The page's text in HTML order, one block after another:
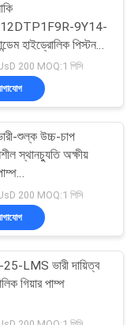
276
9Y14-
হাইড্রোলিক পিস্টন
200 MOQ:1 পিসি
শুল্ক উচ্চ-চাপ
স্থানচ্যুতি অক্ষীয়
200 MOQ:1 পিসি
LMS ভারী দায়িত্ব
গিয়ার পাম্প